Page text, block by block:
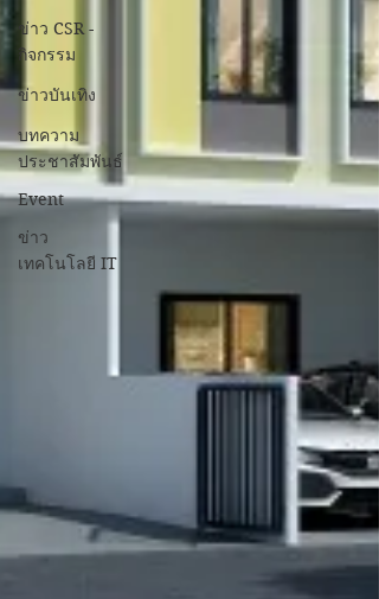
ข่าว CSR -
กิจกรรม
ข่าวบันเทิง
บทความ
ประชาสัมพันธ์
Event
ข่าว
เทคโนโลยี IT